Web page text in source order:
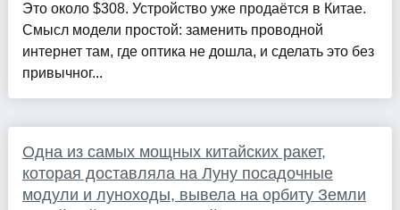
Это около $308. Устройство уже продаётся в Китае.
Смысл модели простой: заменить проводной
интернет там, где оптика не дошла, и сделать это без
привычног...
Одна из самых мощных китайских ракет,
которая доставляла на Луну посадочные
модули и луноходы, вывела на орбиту Земли